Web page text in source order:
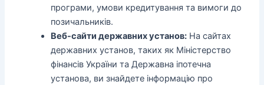
програми, умови кредитування та вимоги до
позичальників.
Веб-сайти державних установ: На сайтах
державних установ, таких як Міністерство
фінансів України та Державна іпотечна
установа, ви знайдете інформацію про